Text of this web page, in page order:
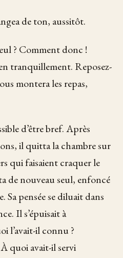
de ton, aussitôt.
? Comment donc !
tranquillement. Reposez-
montera les repas,
d’être bref. Après
il quitta la chambre sur
qui faisaient craquer le
de nouveau seul, enfoncé
Sa pensée se diluait dans
Il s’épuisait à
l’avait-il connu ?
quoi avait-il servi